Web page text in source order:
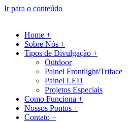
Ir para o conteúdo
Home +
Sobre Nós +
Tipos de Divulgação +
Outdoor
Painel Frontlight/Triface
Painel LED
Projetos Especiais
Como Funciona +
Nossos Pontos +
Contato +